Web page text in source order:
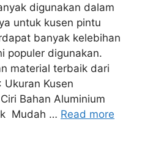
digunakan dalam
untuk kusen pintu
banyak kelebihan
populer digunakan.
material terbaik dari
Ukuran Kusen
Bahan Aluminium
Mudah … Read more